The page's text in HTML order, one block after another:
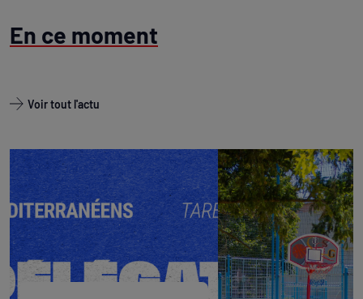
En ce moment
Voir tout l'actu